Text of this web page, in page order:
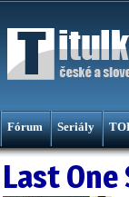
Fórum Seriály
Last